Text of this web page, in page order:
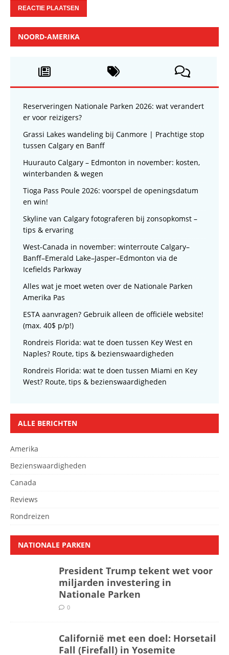
NOORD-AMERIKA
Reserveringen Nationale Parken 2026: wat verandert
er voor reizigers?
Grassi Lakes wandeling bij Canmore | Prachtige stop
tussen Calgary en Banff
Huurauto Calgary – Edmonton in november: kosten,
winterbanden & wegen
Tioga Pass Poule 2026: voorspel de openingsdatum
en win!
Skyline van Calgary fotograferen bij zonsopkomst –
tips & ervaring
West-Canada in november: winterroute Calgary–
Banff–Emerald Lake–Jasper–Edmonton via de
Icefields Parkway
Alles wat je moet weten over de Nationale Parken
Amerika Pas
ESTA aanvragen? Gebruik alleen de officiële website!
(max. 40$ p/p!)
Rondreis Florida: wat te doen tussen Key West en
Naples? Route, tips & bezienswaardigheden
Rondreis Florida: wat te doen tussen Miami en Key
West? Route, tips & bezienswaardigheden
ALLE BERICHTEN
Amerika
Bezienswaardigheden
Canada
Reviews
Rondreizen
NATIONALE PARKEN
President Trump tekent wet voor
miljarden investering in
Nationale Parken
0
Californië met een doel: Horsetail
Fall (Firefall) in Yosemite